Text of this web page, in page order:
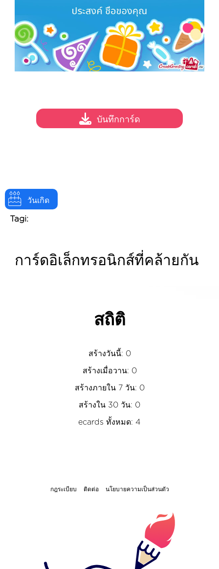
วันเกิด
Tagi:
บันทึกการ์ด
การ์ดอิเล็กทรอนิกส์ที่คล้ายกัน
สถิติ
สร้างวันนี้: 0
สร้างเมื่อวาน: 0
สร้างภายใน 7 วัน: 0
สร้างใน 30 วัน: 0
ecards ทั้งหมด: 4
กฎระเบียบ ติดต่อ นโยบายความเป็นส่วนตัว